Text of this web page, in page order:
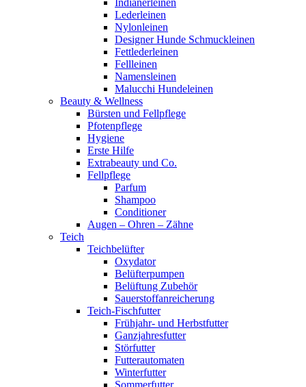
Indianerleinen
Lederleinen
Nylonleinen
Designer Hunde Schmuckleinen
Fettlederleinen
Fellleinen
Namensleinen
Malucchi Hundeleinen
Beauty & Wellness
Bürsten und Fellpflege
Pfotenpflege
Hygiene
Erste Hilfe
Extrabeauty und Co.
Fellpflege
Parfum
Shampoo
Conditioner
Augen – Ohren – Zähne
Teich
Teichbelüfter
Oxydator
Belüfterpumpen
Belüftung Zubehör
Sauerstoffanreicherung
Teich-Fischfutter
Frühjahr- und Herbstfutter
Ganzjahresfutter
Störfutter
Futterautomaten
Winterfutter
Sommerfutter